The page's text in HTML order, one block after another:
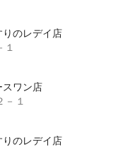
のレデイ店
ワン店
１
のレデイ店